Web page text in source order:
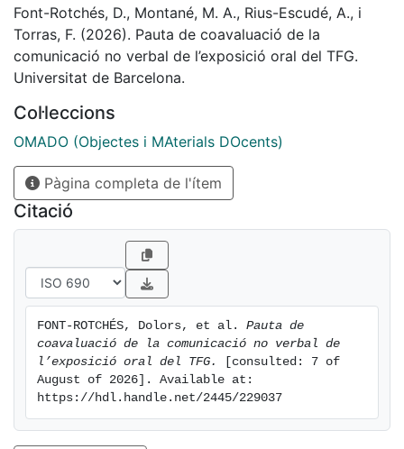
companya en relació amb el cos, les mans i els braços,
les cames i els peus, i la cara.
Font-Rotchés, D., Montané, M. A., Rius-Escudé, A., i
Torras, F. (2026). Pauta de coavaluació de la
comunicació no verbal de l’exposició oral del TFG.
Universitat de Barcelona.
Col·leccions
OMADO (Objectes i MAterials DOcents)
Pàgina completa de l'ítem
Citació
FONT-ROTCHÉS, Dolors, et al. Pauta de
coavaluació de la comunicació no verbal de
l’exposició oral del TFG.
[consulted: 7 of
August of 2026]. Available at:
https://hdl.handle.net/2445/229037